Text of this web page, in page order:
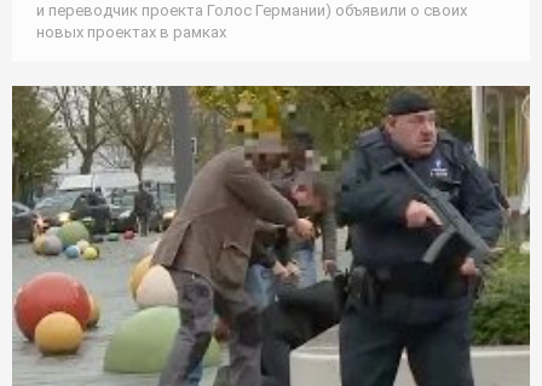
и переводчик проекта Голос Германии) объявили о своих
новых проектах в рамках